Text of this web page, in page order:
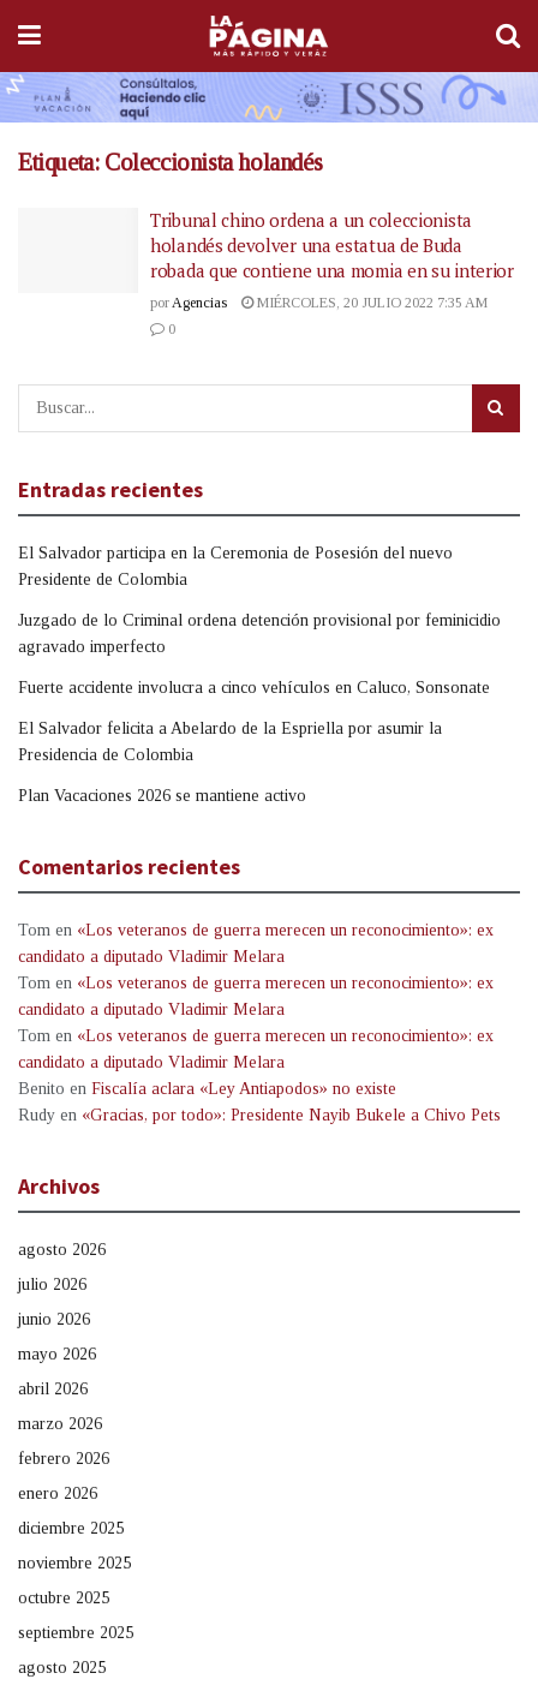
Etiqueta: Coleccionista holandés
Tribunal chino ordena a un coleccionista
holandés devolver una estatua de Buda
robada que contiene una momia en su interior
por Agencias
MIÉRCOLES, 20 JULIO 2022 7:35 AM
0
Entradas recientes
El Salvador participa en la Ceremonia de Posesión del nuevo
Presidente de Colombia
Juzgado de lo Criminal ordena detención provisional por feminicidio
agravado imperfecto
Fuerte accidente involucra a cinco vehículos en Caluco, Sonsonate
El Salvador felicita a Abelardo de la Espriella por asumir la
Presidencia de Colombia
Plan Vacaciones 2026 se mantiene activo
Comentarios recientes
Tom en «Los veteranos de guerra merecen un reconocimiento»: ex
candidato a diputado Vladimir Melara
Tom en «Los veteranos de guerra merecen un reconocimiento»: ex
candidato a diputado Vladimir Melara
Tom en «Los veteranos de guerra merecen un reconocimiento»: ex
candidato a diputado Vladimir Melara
Benito en Fiscalía aclara «Ley Antiapodos» no existe
Rudy en «Gracias, por todo»: Presidente Nayib Bukele a Chivo Pets
Archivos
agosto 2026
julio 2026
junio 2026
mayo 2026
abril 2026
marzo 2026
febrero 2026
enero 2026
diciembre 2025
noviembre 2025
octubre 2025
septiembre 2025
agosto 2025